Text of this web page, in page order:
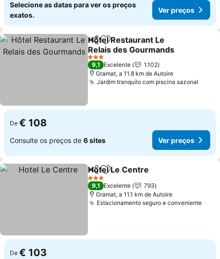
Selecione as datas para ver os preços
exatos.
Ver preços
PartilharAdicionar aos favoritos
Hôtel Restaurant Le
Relais des Gourmands
Ver preços
3 Estrelas
9,1 Excelente
1.102
Gramat, a 11.8 km de Autoire
Jardim tranquilo com piscina sazonal
De € 108
Consulte os preços de 6 sites Ver preços
PartilharAdicionar aos favoritos
Hotel Le Centre
3 Estrelas
9,1 Excelente
793
Gramat, a 11.1 km de Autoire
Estacionamento seguro e convenienteVer
De € 103